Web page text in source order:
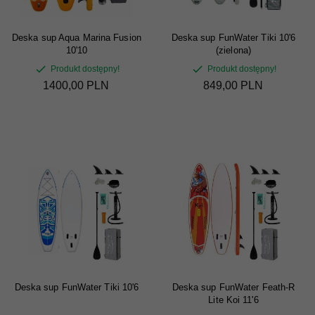
Deska sup Aqua Marina Fusion
10'10
Produkt dostępny!
1400,00 PLN
Deska sup FunWater Tiki 10'6
(zielona)
Produkt dostępny!
849,00 PLN
Deska sup FunWater Tiki 10'6
Deska sup FunWater Feath-R
Lite Koi 11'6